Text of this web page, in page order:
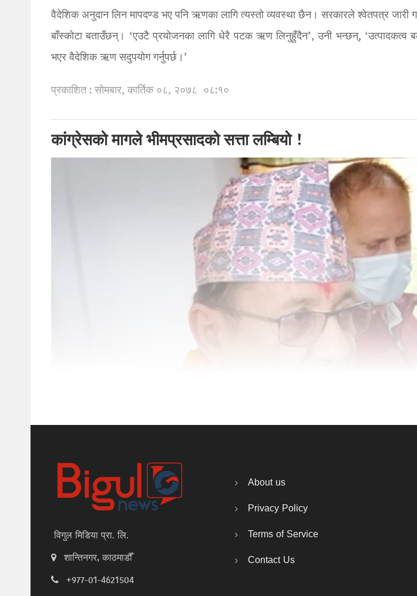
वैदेशिक अनुदान लिन मापदण्ड भए पनि ऋणका लागि त्यस्तो व्यवस्था छैन। सरकारले श्वेतपत्र जारी
बाँस्कोटा बताउँछन्। ‘एउटै प्रयोजनका लागि धेरै पटक ऋण लिनुहुँदैन’, उनी भन्छन्,
भएर वैदेशिक ऋण सदुपयोग गर्नुपर्छ।’
प्रकाशित : सोमबार, कार्तिक ०८, २०७८ ०८:१०
कांग्रेसको मागले भीमप्रसादको सत्ता लम्बियो !
विगुल मिडिया प्रा. लि.
शान्तिनगर, काठमाडौँ
+977-01-4621504
About us
Privacy Policy
Terms of Service
Contact Us